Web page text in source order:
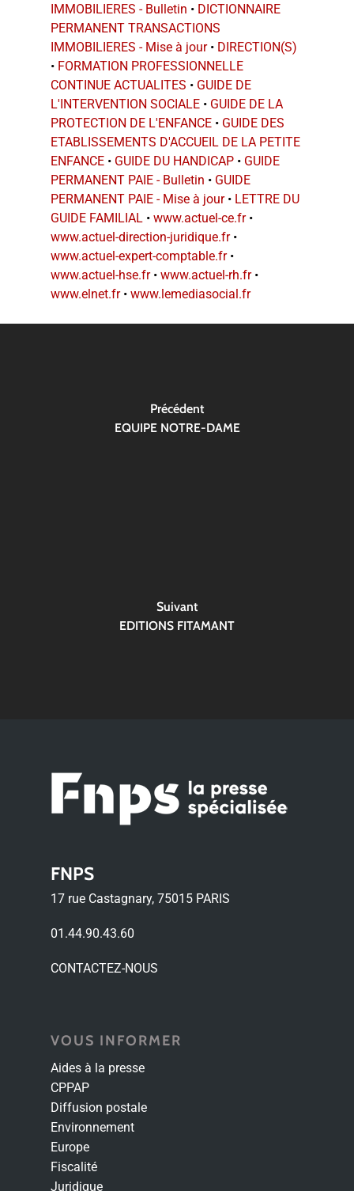
IMMOBILIERES - Bulletin • DICTIONNAIRE
PERMANENT TRANSACTIONS
IMMOBILIERES - Mise à jour • DIRECTION(S)
• FORMATION PROFESSIONNELLE
CONTINUE ACTUALITES • GUIDE DE
L'INTERVENTION SOCIALE • GUIDE DE LA
PROTECTION DE L'ENFANCE • GUIDE DES
ETABLISSEMENTS D'ACCUEIL DE LA PETITE
ENFANCE • GUIDE DU HANDICAP • GUIDE
PERMANENT PAIE - Bulletin • GUIDE
PERMANENT PAIE - Mise à jour • LETTRE DU
GUIDE FAMILIAL • www.actuel-ce.fr •
www.actuel-direction-juridique.fr •
www.actuel-expert-comptable.fr •
www.actuel-hse.fr • www.actuel-rh.fr •
www.elnet.fr • www.lemediasocial.fr
Précédent
EQUIPE NOTRE-DAME
Suivant
EDITIONS FITAMANT
FNPS
17 rue Castagnary, 75015 PARIS
01.44.90.43.60
CONTACTEZ-NOUS
VOUS INFORMER
Aides à la presse
CPPAP
Diffusion postale
Environnement
Europe
Fiscalité
Juridique